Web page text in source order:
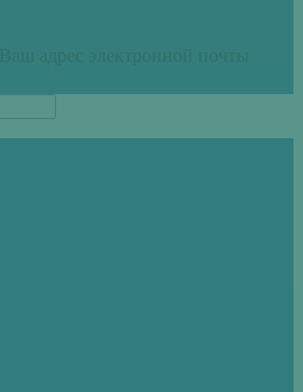
Ваш адрес электронной почты